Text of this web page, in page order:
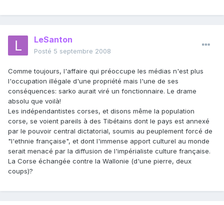
LeSanton
Posté 5 septembre 2008
Comme toujours, l'affaire qui préoccupe les médias n'est plus
l'occupation illégale d'une propriété mais l'une de ses
conséquences: sarko aurait viré un fonctionnaire. Le drame
absolu que voilà!
Les indépendantistes corses, et disons même la population
corse, se voient pareils à des Tibétains dont le pays est annexé
par le pouvoir central dictatorial, soumis au peuplement forcé de
"l'ethnie française", et dont l'immense apport culturel au monde
serait menacé par la diffusion de l'impérialiste culture française.
La Corse échangée contre la Wallonie (d'une pierre, deux
coups)?